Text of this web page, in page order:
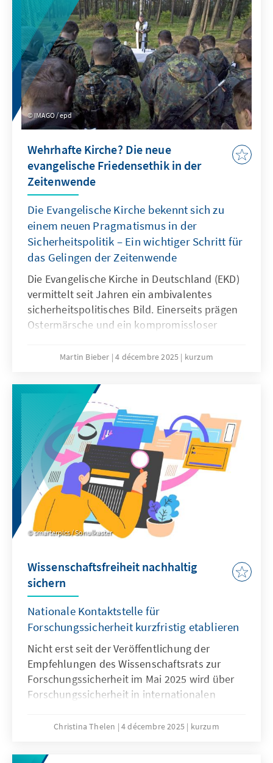
finden können.
IMAGO / epd
Wehrhafte Kirche? Die neue
evangelische Friedensethik in der
Zeitenwende
Die Evangelische Kirche bekennt sich zu
einem neuen Pragmatismus in der
Sicherheitspolitik – Ein wichtiger Schritt für
das Gelingen der Zeitenwende
Die Evangelische Kirche in Deutschland (EKD)
vermittelt seit Jahren ein ambivalentes
sicherheitspolitisches Bild. Einerseits prägen
Ostermärsche und ein kompromissloser
Kirchenmitglieder. Andererseits engagieren
Militärseelsorge der Bundeswehr und
begleiten Soldatinnen und Soldaten bei
Auslandseinsätzen.
Martin Bieber 4 décembre 2025 kurzum
smarterpics / Sonulkaster
Wissenschaftsfreiheit nachhaltig
sichern
Nationale Kontaktstelle für
Forschungssicherheit kurzfristig etablieren
Nicht erst seit der Veröffentlichung der
Empfehlungen des Wissenschaftsrats zur
Forschungssicherheit im Mai 2025 wird über
Forschungssicherheit in internationalen
diese noch bis vor wenigen Jahren im
Internationalität in der Forschung als
Christina Thelen 4 décembre 2025 kurzum